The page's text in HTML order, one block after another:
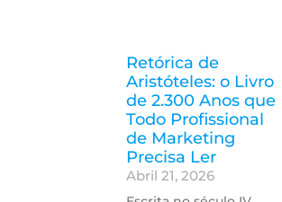
Retórica de
Aristóteles: o Livro
de 2.300 Anos que
Todo Profissional
de Marketing
Precisa Ler
Abril 21, 2026